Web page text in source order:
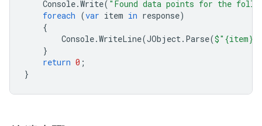
Console.Write( "Found data points for the
foreach (var item in response)
{
Console.WriteLine(JObject. Parse($"{item}"
}
return 0 ;
}